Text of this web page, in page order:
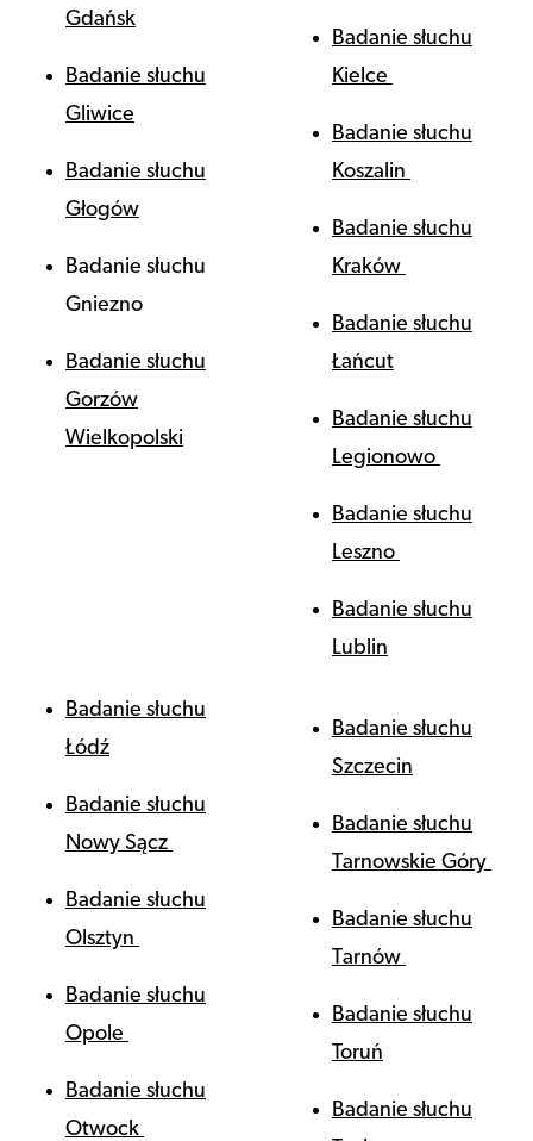
Gdańsk
Badanie słuchu
Gliwice
Badanie słuchu
Głogów
Badanie słuchu
Gniezno
Badanie słuchu
Gorzów
Wielkopolski
Badanie słuchu
Kielce
Badanie słuchu
Koszalin
Badanie słuchu
Kraków
Badanie słuchu
Łańcut
Badanie słuchu
Legionowo
Badanie słuchu
Leszno
Badanie słuchu
Lublin
Badanie słuchu
Łódź
Badanie słuchu
Nowy Sącz
Badanie słuchu
Olsztyn
Badanie słuchu
Opole
Badanie słuchu
Otwock
Badanie słuchu
Szczecin
Badanie słuchu
Tarnowskie Góry
Badanie słuchu
Tarnów
Badanie słuchu
Toruń
Badanie słuchu